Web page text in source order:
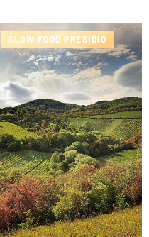
SLOW FOOD PRESIDIO